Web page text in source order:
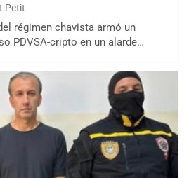
Petit
régimen chavista armó un
PDVSA-cripto en un alarde…